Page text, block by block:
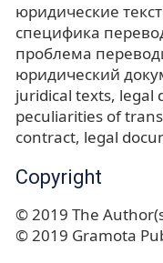
юридические
специфика
проблема
юридический
juridical texts legal
peculiarities of
contract legal
Copyright
© 2019 The
© 2019 Gramota